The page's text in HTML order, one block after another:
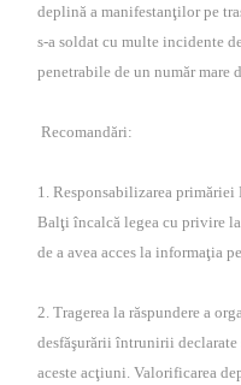
deplină a manifestanţilor pe
s-a soldat cu multe incidente
penetrabile de un număr mare
Recomandări:
1. Responsabilizarea
Balţi încalcă legea cu privire
de a avea acces la informaţia
2. Tragerea la răspundere a
desfăşurării întrunirii
aceste acţiuni. Valorificarea